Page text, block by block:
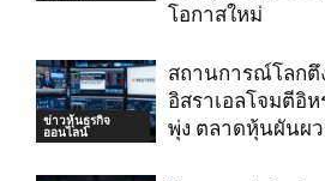
โอกาสใหม่
ข่าวหุ้นธุรกิจ
ออนไลน์
สถานการณ์โลกตึ
อิสราเอลโจมตีอิ
พุ่ง ตลาดหุ้นผันผว